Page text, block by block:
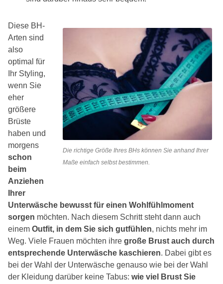
Die richtige Größe Ihres BHs können Sie anhand Ihrer
Maße einfach selbst bestimmen.
Diese BH-
Arten sind
also
optimal für
Ihr Styling,
wenn Sie
eher
größere
Brüste
haben und
morgens
schon
beim
Anziehen
Ihrer
Unterwäsche bewusst für einen Wohlfühlmoment
sorgen möchten. Nach diesem Schritt steht dann auch
einem Outfit, in dem Sie sich gutfühlen, nichts mehr im
Weg. Viele Frauen möchten ihre große Brust auch durch
entsprechende Unterwäsche kaschieren. Dabei gibt es
bei der Wahl der Unterwäsche genauso wie bei der Wahl
der Kleidung darüber keine Tabus: wie viel Brust Sie